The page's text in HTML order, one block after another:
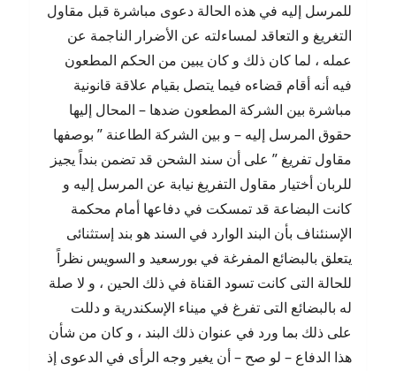
للمرسل إليه في هذه الحالة دعوى مباشرة قبل مقاول
التغريغ و التعاقد لمساءلته عن الأضرار الناجمة عن
عمله ، لما كان ذلك و كان يبين من الحكم المطعون
فيه أنه أقام قضاءه فيما يتصل بقيام علاقة قانونية
مباشرة بين الشركة المطعون ضدها – المحال إليها
حقوق المرسل إليه – و بين الشركة الطاعنة ” بوصفها
مقاول تفريغ ” على أن سند الشحن قد تضمن بنداً يجيز
للربان أختيار مقاول التفريغ نيابة عن المرسل إليه و
كانت البضاعة قد تمسكت في دفاعها أمام محكمة
الإسنئناف بأن البند الوارد في السند هو بند إستثنائى
يتعلق بالبضائع المفرغة في بورسعيد و السويس نظراً
للحالة التى كانت تسود القناة في ذلك الحين ، و لا صلة
له بالبضائع التى تفرغ في ميناء الإسكندرية و دللت
على ذلك بما ورد في عنوان ذلك البند ، و كان من شأن
هذا الدفاع – لو صح – أن يغير وجه الرأى في الدعوى إذ